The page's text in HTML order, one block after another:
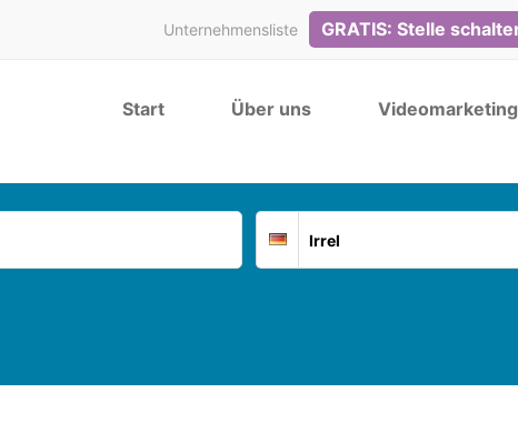
GRATIS: Stelle
Unternehmensliste
Start Über uns Videomarketing
Deutschland